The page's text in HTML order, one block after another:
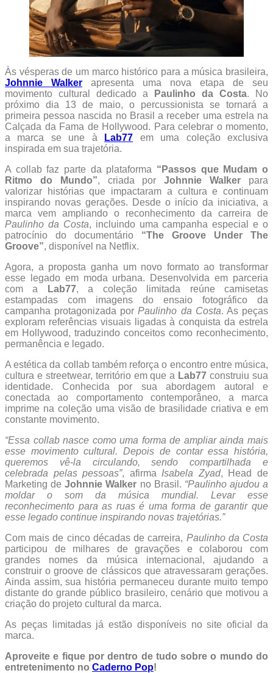
Às vésperas de um marco histórico para a música brasileira,
Johnnie Walker apresenta uma nova etapa de seu
movimento cultural dedicado a
Paulinho da Costa. No
próximo dia 13 de maio, o percussionista se tornará a
primeira pessoa nascida no Brasil a receber uma estrela na
Calçada da Fama de Hollywood. Para celebrar o momento,
a marca se une à
Lab77 em uma coleção exclusiva
inspirada em sua trajetória.
A collab faz parte da plataforma “Passos que Mudam o
Ritmo do Mundo”, criada porJohnnie Walker para
valorizar histórias que impactaram a cultura e continuam
inspirando novas gerações. Desde o início da iniciativa, a
marca vem ampliando o reconhecimento da carreira de
Paulinho da Costa, incluindo uma campanha especial e o
patrocínio do documentário “The Groove Under The
Groove”, disponível na Netflix.
Agora, a proposta ganha um novo formato ao transformar
esse legado em moda urbana. Desenvolvida em parceria
com a
Lab77, a coleção limitada reúne camisetas
estampadas com imagens do ensaio fotográfico da
campanha protagonizada porPaulinho da Costa. As peças
exploram referências visuais ligadas à conquista da estrela
em Hollywood, traduzindo conceitos como reconhecimento,
permanência e legado.
A estética da collab também reforça o encontro entre música,
cultura e streetwear, território em que a Lab77 construiu sua
identidade. Conhecida por sua abordagem autoral e
conectada ao comportamento contemporâneo, a marca
imprime na coleção uma visão de brasilidade criativa e em
constante movimento.
“Essa collab nasce como uma forma de ampliar ainda mais
esse movimento cultural. Depois de contar essa história,
queremos vê-la circulando, sendo compartilhada e
celebrada pelas pessoas”, afirma Isabela Zyad, Head de
Marketing deJohnnie Walker no Brasil. “Paulinho ajudou a
moldar o som da música mundial. Levar esse
reconhecimento para as ruas é uma forma de garantir que
esse legado continue inspirando novas trajetórias.”
Com mais de cinco décadas de carreira, Paulinho da Costa
participou de milhares de gravações e colaborou com
grandes nomes da música internacional, ajudando a
construir o groove de clássicos que atravessaram gerações.
Ainda assim, sua história permaneceu durante muito tempo
distante do grande público brasileiro, cenário que motivou a
criação do projeto cultural da marca.
As peças limitadas já estão disponíveis no site oficial da
marca.
Aproveite e fique por dentro de tudo sobre o mundo do
entretenimento no Caderno Pop!